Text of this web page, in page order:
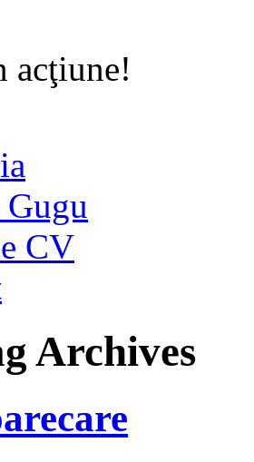
acţiune!
CV
Archives